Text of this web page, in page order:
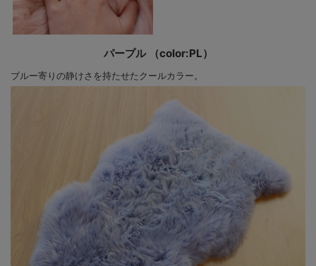
パープル （color:PL）
ブルー寄りの静けさを持たせたクールカラー。